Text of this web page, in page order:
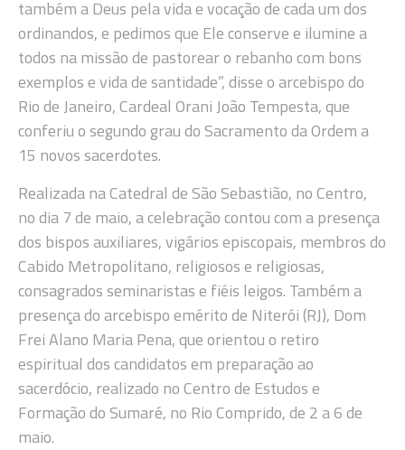
também a Deus pela vida e vocação de cada um dos
ordinandos, e pedimos que Ele conserve e ilumine a
todos na missão de pastorear o rebanho com bons
exemplos e vida de santidade”, disse o arcebispo do
Rio de Janeiro, Cardeal Orani João Tempesta, que
conferiu o segundo grau do Sacramento da Ordem a
15 novos sacerdotes.
Realizada na Catedral de São Sebastião, no Centro,
no dia 7 de maio, a celebração contou com a presença
dos bispos auxiliares, vigários episcopais, membros do
Cabido Metropolitano, religiosos e religiosas,
consagrados seminaristas e fiéis leigos. Também a
presença do arcebispo emérito de Niterói (RJ), Dom
Frei Alano Maria Pena, que orientou o retiro
espiritual dos candidatos em preparação ao
sacerdócio, realizado no Centro de Estudos e
Formação do Sumaré, no Rio Comprido, de 2 a 6 de
maio.